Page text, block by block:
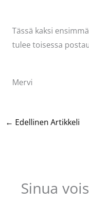
Tässä kaksi
tulee toisessa
Mervi
← Edellinen Artikkeli
Sinua